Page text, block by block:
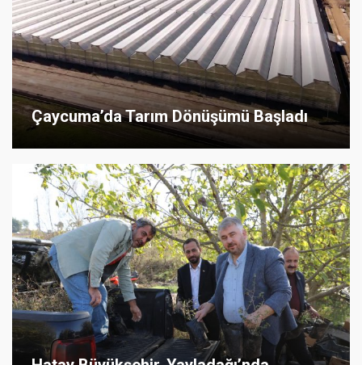
Çaycuma’da Tarım Dönüşümü Başladı